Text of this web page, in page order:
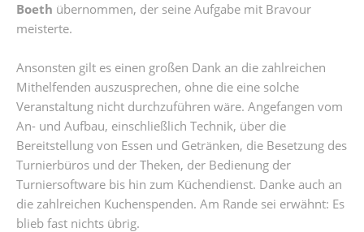
Boeth übernommen, der seine Aufgabe mit Bravour
meisterte.
Ansonsten gilt es einen großen Dank an die zahlreichen
Mithelfenden auszusprechen, ohne die eine solche
Veranstaltung nicht durchzuführen wäre. Angefangen vom
An- und Aufbau, einschließlich Technik, über die
Bereitstellung von Essen und Getränken, die Besetzung des
Turnierbüros und der Theken, der Bedienung der
Turniersoftware bis hin zum Küchendienst. Danke auch an
die zahlreichen Kuchenspenden. Am Rande sei erwähnt: Es
blieb fast nichts übrig.